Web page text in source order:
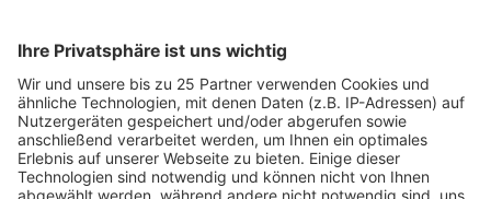
sprechen. Es ist jedoch ein offenes Geheimnis, dass
Geschäfte mit israelischen Investoren teils Fragen
unterzogen werden, denn Teile der Öffentlichkeit
einiger europäischer Länder – darunter Spanien,
Frankreich und Irland – beobachten wegen des Gaza-
Konfliktes derartige Investitionen derzeit kritisch.